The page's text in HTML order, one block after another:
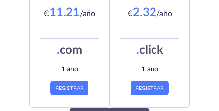
€11.21/año
.com
1 año
REGISTRAR
€2.32/año
.click
1 año
REGISTRAR